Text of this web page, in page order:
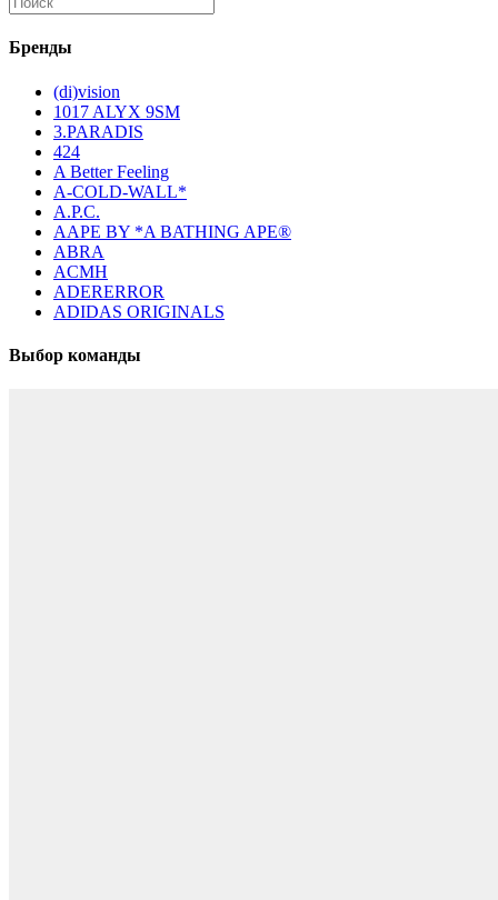
Бренды
(di)vision
1017 ALYX 9SM
3.PARADIS
424
A Better Feeling
A-COLD-WALL*
A.P.C.
AAPE BY *A BATHING APE®
ABRA
ACMH
ADERERROR
ADIDAS ORIGINALS
Выбор команды